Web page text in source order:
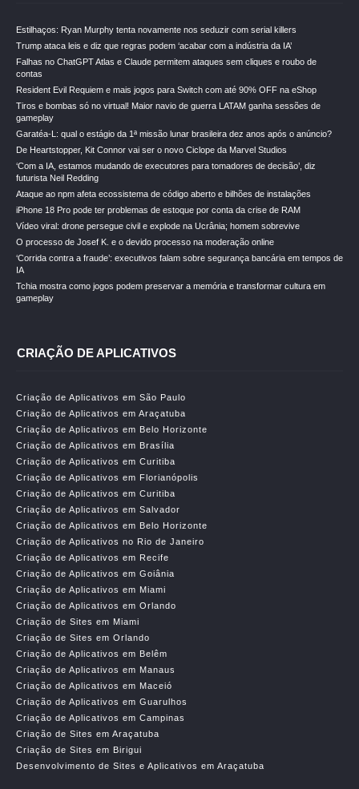
Estilhaços: Ryan Murphy tenta novamente nos seduzir com serial killers
Trump ataca leis e diz que regras podem ‘acabar com a indústria da IA’
Falhas no ChatGPT Atlas e Claude permitem ataques sem cliques e roubo de
contas
Resident Evil Requiem e mais jogos para Switch com até 90% OFF na eShop
Tiros e bombas só no virtual! Maior navio de guerra LATAM ganha sessões de
gameplay
Garatéa-L: qual o estágio da 1ª missão lunar brasileira dez anos após o anúncio?
De Heartstopper, Kit Connor vai ser o novo Ciclope da Marvel Studios
‘Com a IA, estamos mudando de executores para tomadores de decisão’, diz
futurista Neil Redding
Ataque ao npm afeta ecossistema de código aberto e bilhões de instalações
iPhone 18 Pro pode ter problemas de estoque por conta da crise de RAM
Vídeo viral: drone persegue civil e explode na Ucrânia; homem sobrevive
O processo de Josef K. e o devido processo na moderação online
‘Corrida contra a fraude’: executivos falam sobre segurança bancária em tempos de
IA
Tchia mostra como jogos podem preservar a memória e transformar cultura em
gameplay
CRIAÇÃO DE APLICATIVOS
Criação de Aplicativos em São Paulo
Criação de Aplicativos em Araçatuba
Criação de Aplicativos em Belo Horizonte
Criação de Aplicativos em Brasília
Criação de Aplicativos em Curitiba
Criação de Aplicativos em Florianópolis
Criação de Aplicativos em Curitiba
Criação de Aplicativos em Salvador
Criação de Aplicativos em Belo Horizonte
Criação de Aplicativos no Rio de Janeiro
Criação de Aplicativos em Recife
Criação de Aplicativos em Goiânia
Criação de Aplicativos em Miami
Criação de Aplicativos em Orlando
Criação de Sites em Miami
Criação de Sites em Orlando
Criação de Aplicativos em Belêm
Criação de Aplicativos em Manaus
Criação de Aplicativos em Maceió
Criação de Aplicativos em Guarulhos
Criação de Aplicativos em Campinas
Criação de Sites em Araçatuba
Criação de Sites em Birigui
Desenvolvimento de Sites e Aplicativos em Araçatuba